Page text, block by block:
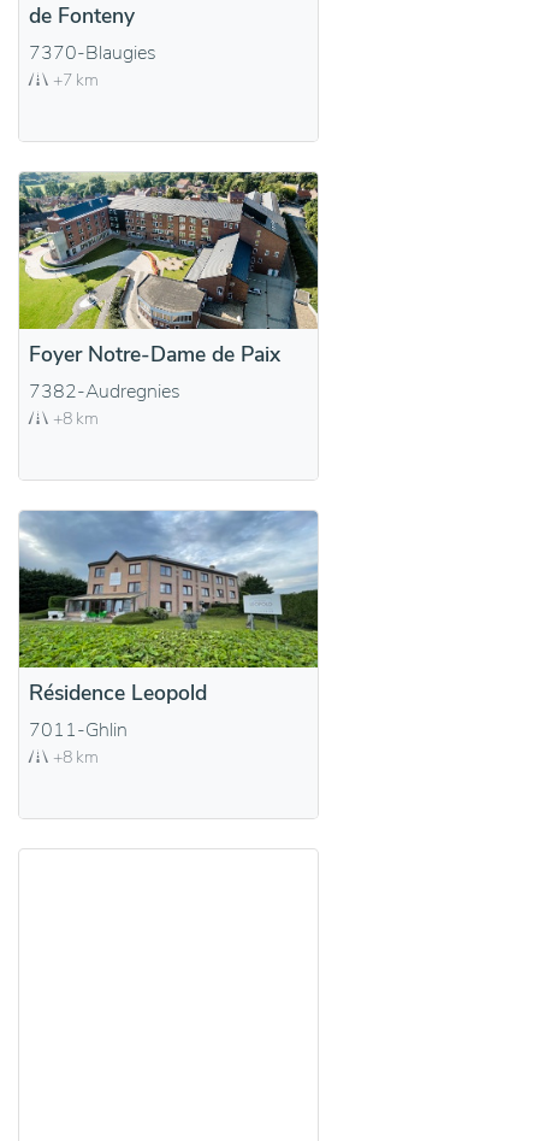
de Fonteny
7370-Blaugies
+7 km
Foyer Notre-Dame de Paix
7382-Audregnies
+8 km
Résidence Leopold
7011-Ghlin
+8 km